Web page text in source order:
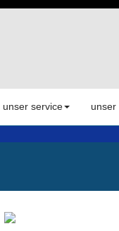
unser service unser